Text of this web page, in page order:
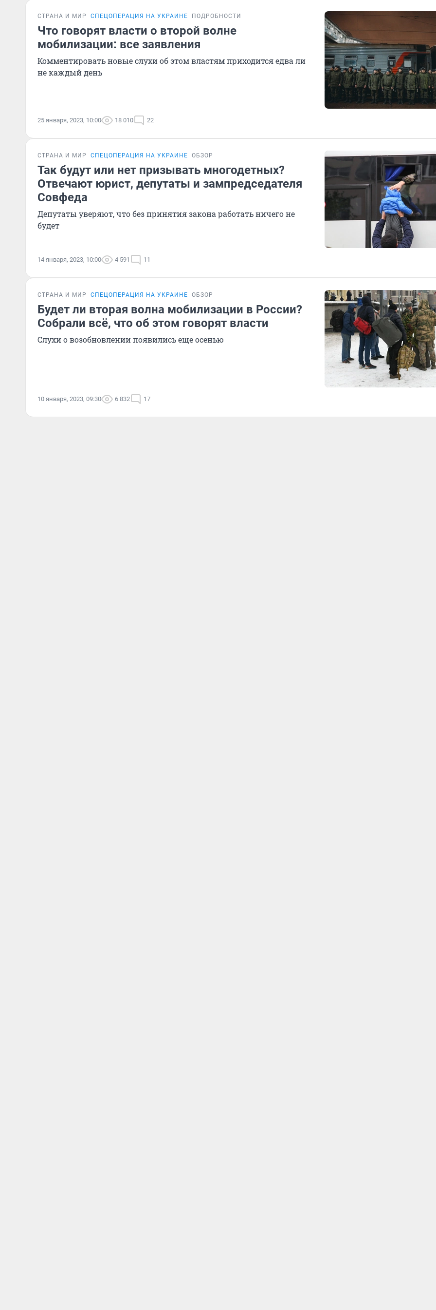
СТРАНА И МИР СПЕЦОПЕРАЦИЯ НА УКРАИНЕ ПОДРОБНОСТИ
Что говорят власти о второй волне
мобилизации: все заявления
Комментировать новые слухи об этом властям приходится едва ли
не каждый день
25 января, 2023, 10:00 18 010 22
СТРАНА И МИР СПЕЦОПЕРАЦИЯ НА УКРАИНЕ ОБЗОР
Так будут или нет призывать многодетных?
Отвечают юрист, депутаты и зампредседателя
Совфеда
Депутаты уверяют, что без принятия закона работать ничего не
будет
14 января, 2023, 10:00 4 591 11
СТРАНА И МИР СПЕЦОПЕРАЦИЯ НА УКРАИНЕ ОБЗОР
Будет ли вторая волна мобилизации в России?
Собрали всё, что об этом говорят власти
Слухи о возобновлении появились еще осенью
10 января, 2023, 09:30 6 832 17